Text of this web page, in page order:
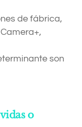
de fábrica,
son
o